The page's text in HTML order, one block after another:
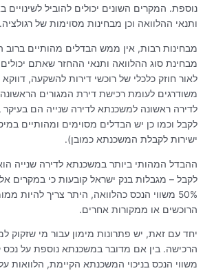
נוספת. המקרים השונים יכולים להוביל לשינויים
ותנאי ההלוואה וכן מבחינות מסוימות של רגולציה.
מבחינות רבות, אין ממש הבדלים מהותיים
מבחינת סוג ההלוואה ותנאי ההחזר שאתם
לאור חוזק כלכלי של רוכשי דירות להשקעה,
משודרגים לעומת רכישת דירת המגורים
לדירה ראשונה למשכנתא לדירה שנייה הם בעיקר
לקבל וכמו כן יש הבדלים מסוימים ומהותיים
ישירות לקבלת המשכנתא כמובן).
ההבדל המהותי ביותר במשכנתא לדירה שנייה
לקבל – מגבלות בנק ישראל קובעות כי במקרים
50% משווי הנכס כהלוואה, היתר צריך להיות
הרוכשים או ממקורות אחרים.
יחד עם זאת, יש פתרונות מימון עבור מי שזקוק
משווי הנכס בניכוי המשכנתא הקיימת, הלוואות